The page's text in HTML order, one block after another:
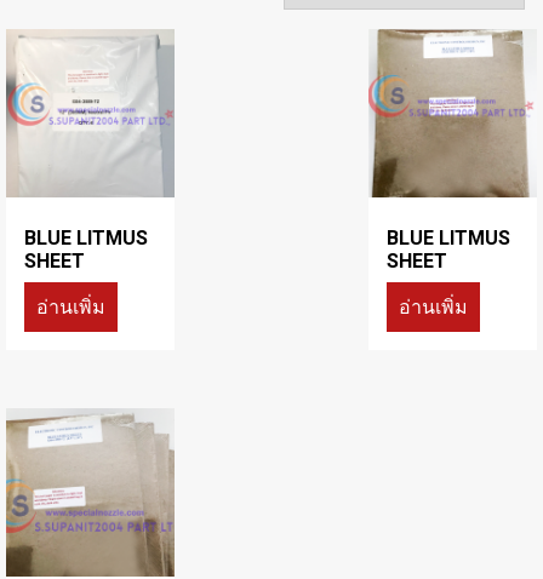
BLUE LITMUS
SHEET
อ่านเพิ่ม
BLUE LITMUS
SHEET
อ่านเพิ่ม